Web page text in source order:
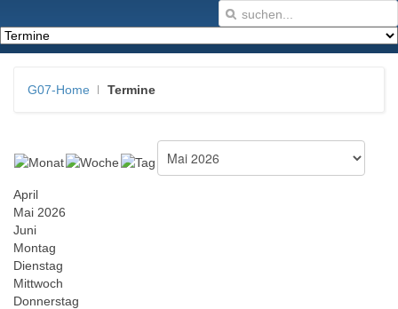
G07-Home Termine
April
Mai 2026
Juni
Montag
Dienstag
Mittwoch
Donnerstag